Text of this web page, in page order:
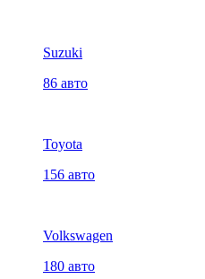
Suzuki
86 авто
Toyota
156 авто
Volkswagen
180 авто